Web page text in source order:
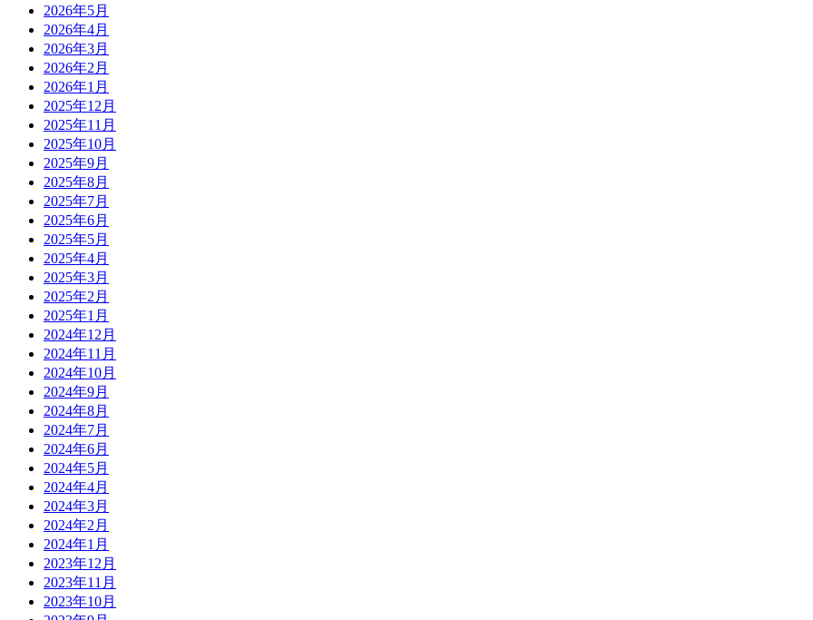
2026年5月
2026年4月
2026年3月
2026年2月
2026年1月
2025年12月
2025年11月
2025年10月
2025年9月
2025年8月
2025年7月
2025年6月
2025年5月
2025年4月
2025年3月
2025年2月
2025年1月
2024年12月
2024年11月
2024年10月
2024年9月
2024年8月
2024年7月
2024年6月
2024年5月
2024年4月
2024年3月
2024年2月
2024年1月
2023年12月
2023年11月
2023年10月